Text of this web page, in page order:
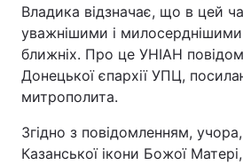
Владика відзначає, що в цей
уважнішими і
ближніх. Про це УНІАН
Донецької єпархії УПЦ,
митрополита.
Згідно з повідомленням,
Казанської ікони Божої